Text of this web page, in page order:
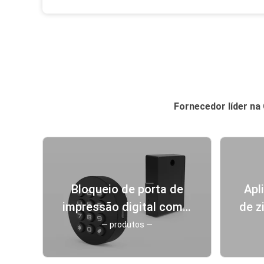
Fornecedor líder
Bloqueio de porta de
impressão digital com 2
modos de trabalho e
logotipo personalizado
— produtos —
de